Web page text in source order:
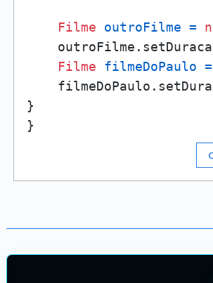
Filme outroFilme =
Filme
filmeDoPaulo =
}